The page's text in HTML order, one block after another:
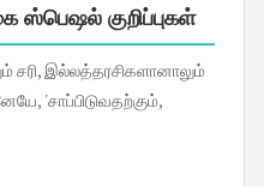
குறிப்புகள்